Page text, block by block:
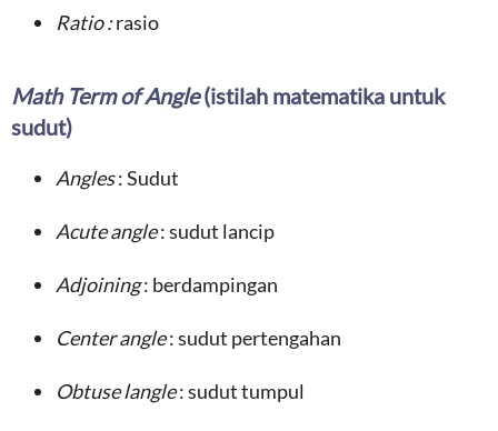
Ratio:rasio
Math Term of Angle(istilah matematika untuk
sudut)
Angles: Sudut
Acute angle: sudut lancip
Adjoining: berdampingan
Center angle: sudut pertengahan
Obtuse langle: sudut tumpul